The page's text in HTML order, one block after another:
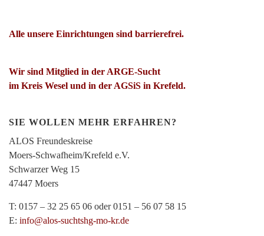
Alle unsere Einrichtungen sind barrierefrei.
Wir sind Mitglied in der ARGE-Sucht
im Kreis Wesel und in der AGSiS in Krefeld.
SIE WOLLEN MEHR ERFAHREN?
ALOS Freundeskreise
Moers-Schwafheim/Krefeld e.V.
Schwarzer Weg 15
47447 Moers
T: 0157 – 32 25 65 06 oder 0151 – 56 07 58 15
E: info@alos-suchtshg-mo-kr.de